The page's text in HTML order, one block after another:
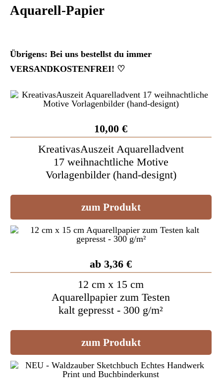
Aquarell-Papier
Übrigens: Bei uns bestellst du immer
VERSANDKOSTENFREI! ♡
10,00 €
KreativasAuszeit Aquarelladvent
17 weihnachtliche Motive
Vorlagenbilder (hand-designt)
zum Produkt
ab 3,36 €
12 cm x 15 cm
Aquarellpapier zum Testen
kalt gepresst - 300 g/m²
zum Produkt